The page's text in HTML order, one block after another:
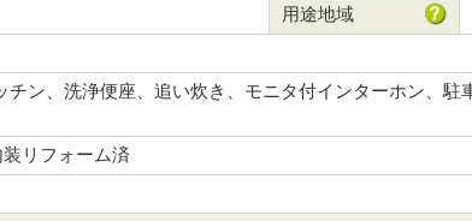
用途地域
チン、洗浄便座、追い炊き、モニタ付インターホン、駐
リフォーム済